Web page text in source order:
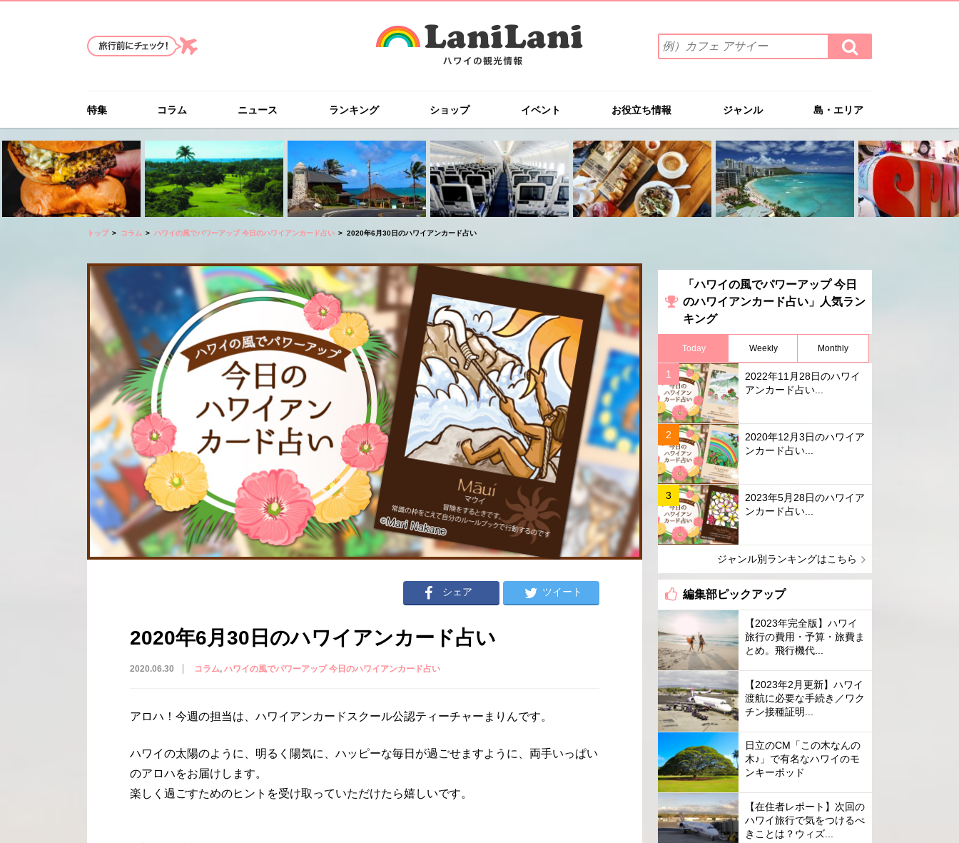
索
ワ
を
入
力
(例）
カ
フ
ェ
イ
検
索
す
特集 コラム ニュース ランキング ショップ イベント お役立ち情報 ジャンル 島・エリア
トップ コラム ハワイの風でパワーアップ 今日のハワイアンカード占い 2020年6月30日のハワイアンカード占い
シェア ツイート
2020年6月30日のハワイアンカード占い
2020.06.30 コラム ハワイの風でパワーアップ 今日のハワイアンカード占い
アロハ！今週の担当は、ハワイアンカードスクール公認ティーチャーまりんです。
ハワイの太陽のように、明るく陽気に、ハッピーな毎日が過ごせますように、両手いっぱい
のアロハをお届けします。
楽しく過ごすためのヒントを受け取っていただけたら嬉しいです。
「ハワイの風でパワーアップ 今日
のハワイアンカード占い」人気ラン
キング
Today Weekly Monthly
2022年11月28日のハワイ
アンカード占い...
2020年12月3日のハワイア
ンカード占い...
2023年5月28日のハワイア
ンカード占い...
ジャンル別ランキングはこちら
編集部ピックアップ
【2023年完全版】ハワイ
旅行の費用・予算・旅費ま
とめ。飛行機代...
【2023年2月更新】ハワイ
渡航に必要な手続き／ワク
チン接種証明...
日立のCM「この木なんの
木♪」で有名なハワイのモ
ンキーポッド
【在住者レポート】次回の
ハワイ旅行で気をつけるべ
きことは？ウィズ...